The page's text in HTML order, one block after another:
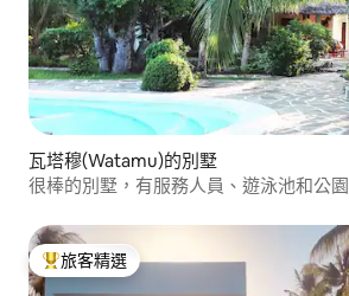
瓦塔穆(Watamu)的別墅
很棒的別墅，有服務人員、遊泳池和公園
旅客精選榜首
旅客精選